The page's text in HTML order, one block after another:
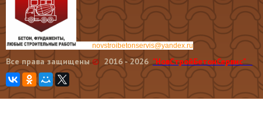
novstroibetonservis@yandex.ru
Все права защищены© 2016 - 2026"НовCтройБетонСервис"